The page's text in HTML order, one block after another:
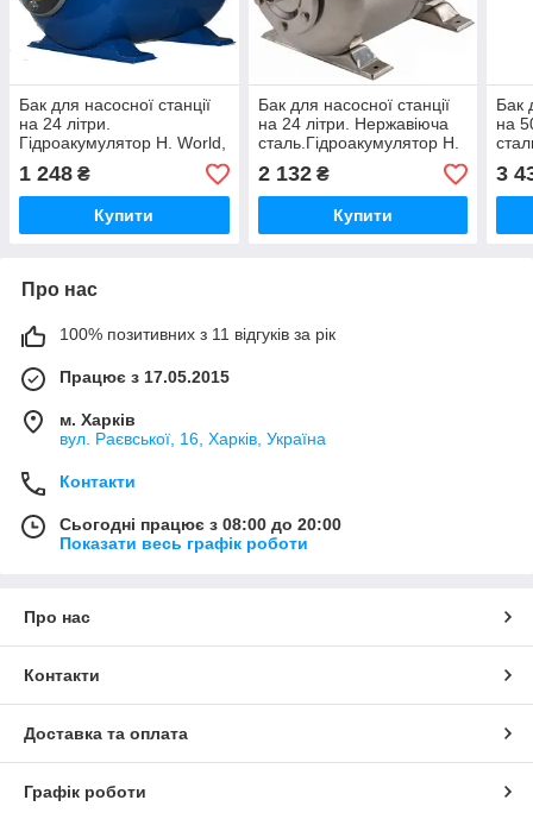
Бак для насосної станції
на 24 літри.
Гідроакумулятор H. World,
Китай, синій
1 248 ₴
Купити
Бак для насосної станції
на 24 літри. Нержавіюча
сталь.Гідроакумулятор H.
World, Китай
2 132₴
Купити
Бак
на
3
Про нас
100% позитивних з 11 відгуків за рік
Працює з 17.05.2015
м. Харків
вул. Раєвської, 16, Харків, Україна
Контакти
Сьогодні працює з 08:00 до 20:00
Показати весь графік роботи
Про нас
Контакти
Доставка та оплата
Графік роботи